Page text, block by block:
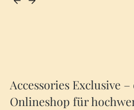
Accessories Exclusive
Onlineshop für